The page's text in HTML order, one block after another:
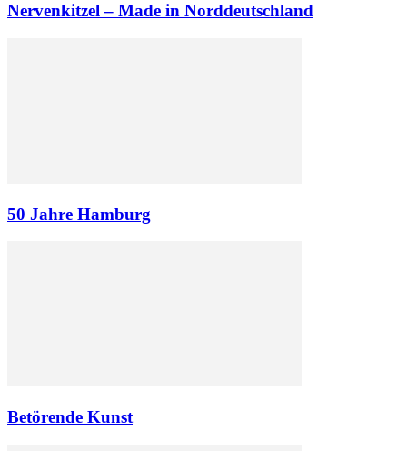
Nervenkitzel – Made in Norddeutschland
50 Jahre Hamburg
Betörende Kunst